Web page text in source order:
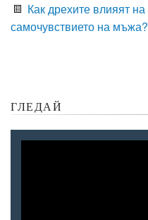
Как дрехите влияят на
самочувствието на мъжа?
ГЛЕДАЙ